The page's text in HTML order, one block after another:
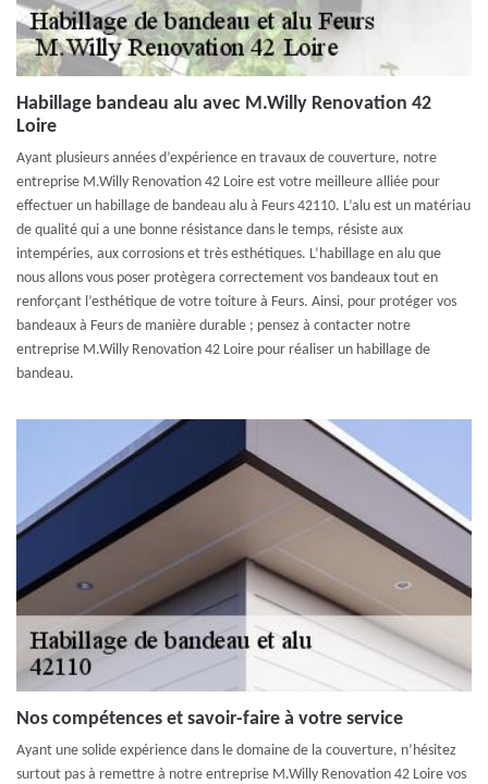
Habillage bandeau alu avec M.Willy Renovation 42
Loire
Ayant plusieurs années d’expérience en travaux de couverture, notre
entreprise M.Willy Renovation 42 Loire est votre meilleure alliée pour
effectuer un habillage de bandeau alu à Feurs 42110. L’alu est un matériau
de qualité qui a une bonne résistance dans le temps, résiste aux
intempéries, aux corrosions et très esthétiques. L’habillage en alu que
nous allons vous poser protègera correctement vos bandeaux tout en
renforçant l’esthétique de votre toiture à Feurs. Ainsi, pour protéger vos
bandeaux à Feurs de manière durable ; pensez à contacter notre
entreprise M.Willy Renovation 42 Loire pour réaliser un habillage de
bandeau.
Nos compétences et savoir-faire à votre service
Ayant une solide expérience dans le domaine de la couverture, n’hésitez
surtout pas à remettre à notre entreprise M.Willy Renovation 42 Loire vos